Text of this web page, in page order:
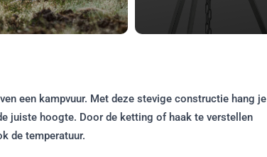
een kampvuur. Met deze stevige constructie hang je
juiste hoogte. Door de ketting of haak te verstellen
de temperatuur.